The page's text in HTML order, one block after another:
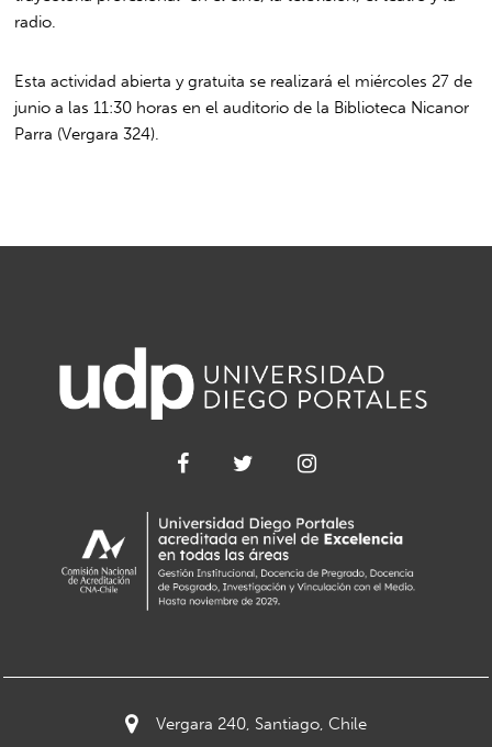
radio.
Esta actividad abierta y gratuita se realizará el miércoles 27 de
junio a las 11:30 horas en el auditorio de la Biblioteca Nicanor
Parra (Vergara 324).
Vergara 240, Santiago, Chile